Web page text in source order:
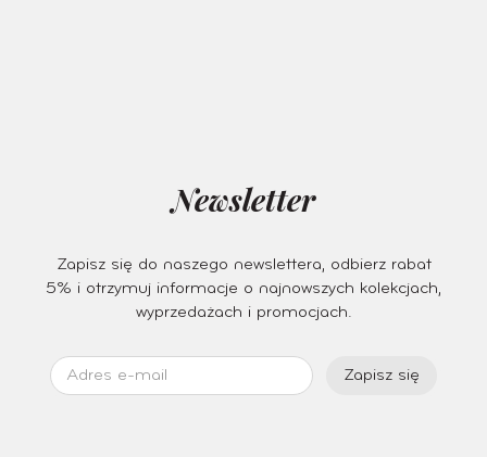
Newsletter
Zapisz się do naszego newslettera, odbierz rabat
5% i otrzymuj informacje o najnowszych kolekcjach,
wyprzedażach i promocjach.
Zapisz się